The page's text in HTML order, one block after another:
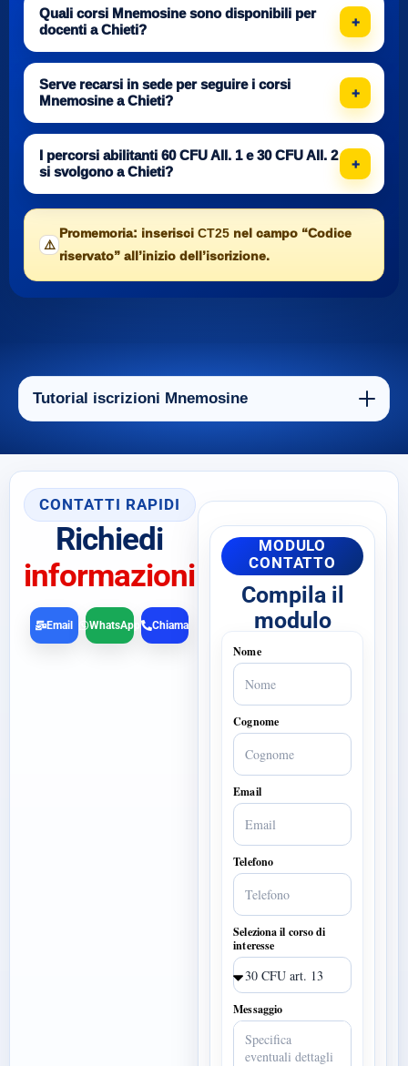
Quali corsi Mnemosine sono disponibili per
docenti a Chieti?
Serve recarsi in sede per seguire i corsi
Mnemosine a Chieti?
I percorsi abilitanti 60 CFU All. 1 e 30 CFU All. 2
si svolgono a Chieti?
⚠️
Promemoria: inserisci CT25 nel campo “Codice
riservato” all’inizio dell’iscrizione.
Tutorial iscrizioni Mnemosine
CONTATTI RAPIDI
Richiedi
informazioni
Chiama
Email WhatsApp
MODULO
CONTATTO
Compila il
modulo
Nome
Cognome
Email
Telefono
Seleziona il corso di
interesse
Messaggio